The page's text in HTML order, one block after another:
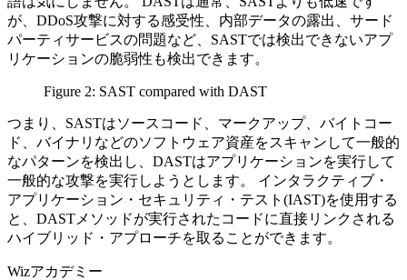
が、DDoS攻撃に対する感受性、内部データの露出、サード
パーティサービスの問題など、SASTでは検出できないアプ
リケーションの脆弱性も検出できます。
Figure 2: SAST compared with DAST
つまり、SASTはソースコード、マークアップ、バイトコー
ド、バイナリなどのソフトウェア資産をスキャンして一般的
なパターンを検出し、DASTはアプリケーションを実行して
一般的な攻撃を実行しようとします。 インタラクティブ・
アプリケーション・セキュリティ・テスト(IAST)を使用する
と、DASTメソッドが実行されたコードに直接リンクされる
ハイブリッド・アプローチを取ることができます。
Wizアカデミー